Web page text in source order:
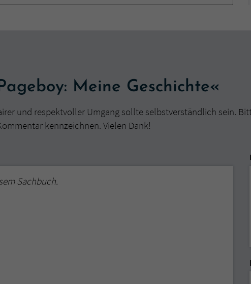
Meine Geschichte«
und respektvoller Umgang sollte selbstverständlich sein.
kennzeichnen. Vielen Dank!
Sachbuch.